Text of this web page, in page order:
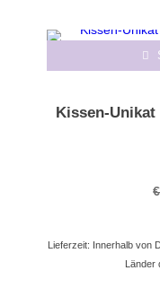
Kissen-Unikat
€
Lieferzeit: Innerhalb von
Länder